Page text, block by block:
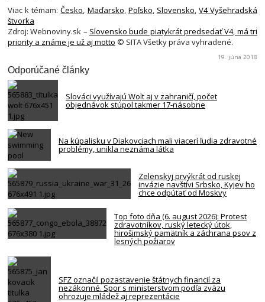
Viac k témam:Česko, Maďarsko, Poľsko, Slovensko, V4 Vyšehradská
štvorka
Zdroj: Webnoviny.sk – Slovensko bude piatykrát predsedať V4, má tri
priority a známe je už aj motto © SITA Všetky práva vyhradené.
19. júna 2018
Odporúčané články
Slováci využívajú Wolt aj v zahraničí, počet
objednávok stúpol takmer 17-násobne
Na kúpalisku v Diakovciach mali viacerí ľudia zdravotné
problémy, unikla neznáma látka
Zelenskyj prvýkrát od ruskej
invázie navštívi Srbsko, Kyjev ho
chce odpútať od Moskvy
Top foto dňa (6. august 2026): Protest
zdravotníkov, ruský letecký útok,
hirošimský pamätník a záchrana psov z
lesných požiarov
SFZ označil pozastavenie štátnych financií za
nezákonné. Spor s ministerstvom podľa zväzu
ohrozuje mládež aj reprezentácie